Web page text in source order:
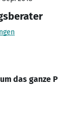
das ganze